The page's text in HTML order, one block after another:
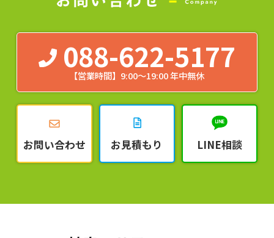
088-622-5177
【営業時間】9:00～19:00 年中無休
お問い合わせ お見積もり LINE相談